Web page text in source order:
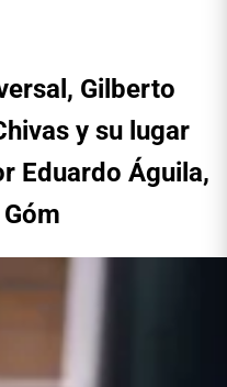
Gilberto
y su lugar
Eduardo Águila,